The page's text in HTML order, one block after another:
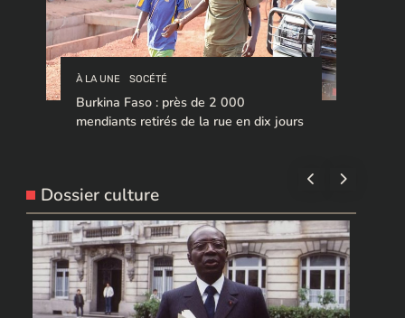
À LA UNE SOCÉTÉ
Burkina Faso : près de 2 000
mendiants retirés de la rue en dix jours
Dossier culture